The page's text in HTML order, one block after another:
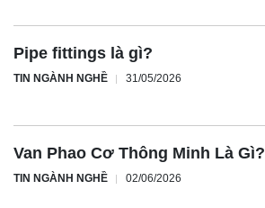
Pipe fittings là gì?
TIN NGÀNH NGHỀ 31/05/2026
Van Phao Cơ Thông Minh Là Gì?
TIN NGÀNH NGHỀ 02/06/2026